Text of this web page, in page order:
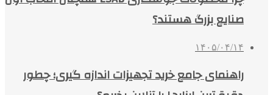
صنایع بزرگ هستند؟
۱۴۰۵/۰۴/۱۴
راهنمای جامع خرید تجهیزات اندازه گیری؛ چطور